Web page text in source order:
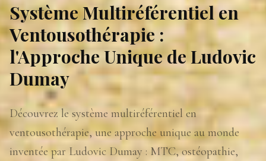
Système Multiréférentiel en
Ventousothérapie :
l'Approche Unique de Ludovic
Dumay
Découvrez le système multiréférentiel en
ventousothérapie, une approche unique au monde
inventée par Ludovic Dumay : MTC, ostéopathie,